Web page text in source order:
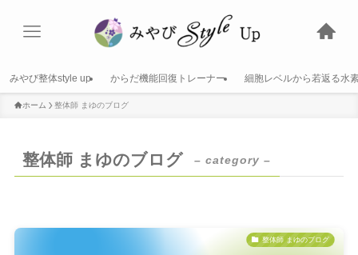
みやび整体style up からだ機能回復トレーナー 細胞レベルから若返る水
ホーム 整体師 まゆのブログ
整体師 まゆのブログ – category –
整体師 まゆのブログ